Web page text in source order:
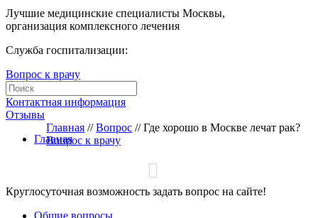
Лучшие медицинские специалисты Москвы,
организация комплексного лечения
Служба госпитализации:
Вопрос к врачу
Контактная информация
Отзывы
Главная
Главная // Вопрос // Где хорошо в Москве лечат рак?
Вопрос к врачу
Круглосуточная возможность задать вопрос на сайте!
Общие вопросы